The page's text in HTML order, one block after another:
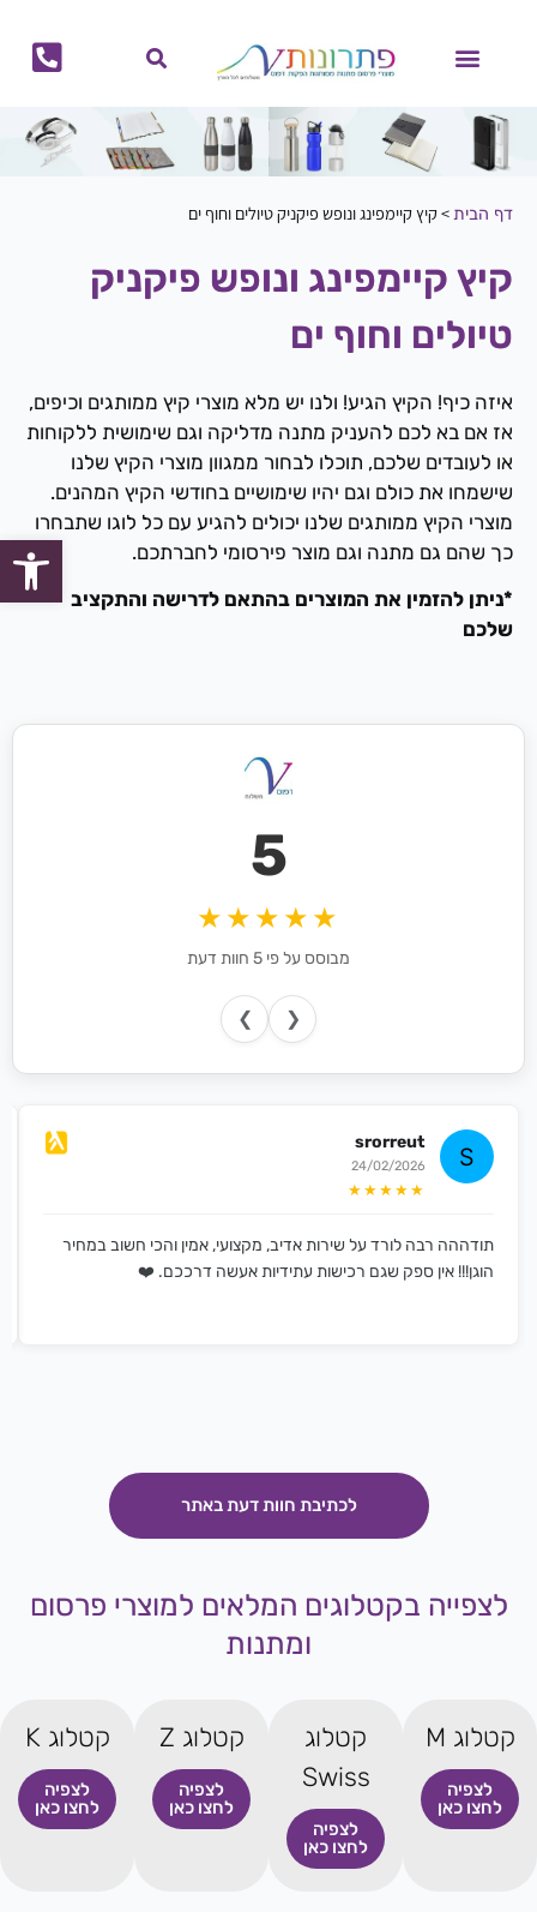
דף הבית>קיץ קיימפינג ונופש פיקניק טיולים וחוף ים
קיץ קיימפינג ונופש פיקניק
טיולים וחוף ים
איזה כיף! הקיץ הגיע! ולנו יש מלא מוצרי קיץ ממותגים וכיפים,
אז אם בא לכם להעניק מתנה מדליקה וגם שימושית ללקוחות
או לעובדים שלכם, תוכלו לבחור ממגוון מוצרי הקיץ שלנו
שישמחו את כולם וגם יהיו שימושיים בחודשי הקיץ המהנים.
מוצרי הקיץ ממותגים שלנו יכולים להגיע עם כל לוגו שתבחרו
כך שהם גם מתנה וגם מוצר פירסומי לחברתכם.
*ניתן להזמין את המוצרים בהתאם לדרישה והתקציב
שלכם
5
★★★★★
מבוסס על פי 5 חוות דעת
❯ ❮
srorreut
24/02/2026
★★★★★
תודההה רבה לורד על שירות אדיב, מקצועי, אמין והכי חשוב במחיר
הוגן!!! אין ספק שגם רכישות עתידיות אעשה דרככם. ❤️
לכתיבת חוות דעת באתר
לצפייה בקטלוגים המלאים למוצרי פרסום
ומתנות
קטלוג M
לצפיה
לחצו כאן
קטלוג
Swiss
לצפיה
לחצו כאן
קטלוג Z
לצפיה
לחצו כאן
קטלוג K
לצפיה
לחצו כאן
פתח